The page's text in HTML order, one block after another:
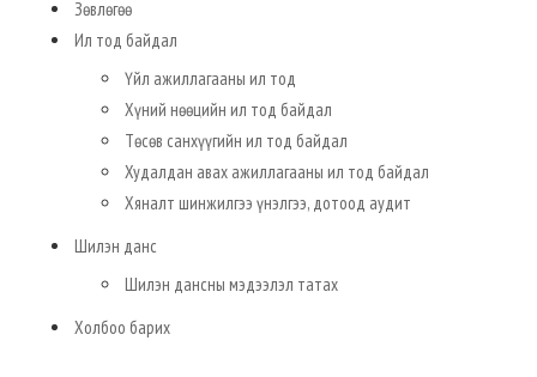
Зөвлөгөө
Ил тод байдал
Үйл ажиллагааны ил тод
Хүний нөөцийн ил тод байдал
Төсөв санхүүгийн ил тод байдал
Худалдан авах ажиллагааны ил тод байдал
Хяналт шинжилгээ үнэлгээ, дотоод аудит
Шилэн данс
Шилэн дансны мэдээлэл татах
Холбоо барих